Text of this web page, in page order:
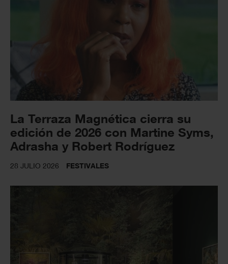
La Terraza Magnética cierra su
edición de 2026 con Martine Syms,
Adrasha y Robert Rodríguez
28 JULIO 2026 FESTIVALES